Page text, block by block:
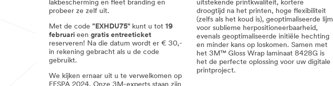
Wall
***
url**
Tools
voor
installatie
&
verwijdering
Finishes
***
Glasafwerkingen
/3M/nl_BE/company-
base-
bnl/all-
products/?
lakbescherming en fleet branding en
probeer ze zelf uit.
Met de code "EXHDU75" kunt u tot 19
februari een gratis entreeticket
reserveren! Na die datum wordt er € 30,-
in rekening gebracht als u de code
gebruikt.
We kijken ernaar uit u te verwelkomen op
uitstekende printkwaliteit, kortere
droogtijd na het printen, hoge flexibiliteit
(zelfs als het koud is), geoptimaliseerde lijm
voor sublieme herpositioneerbaarheid,
evenals geoptimaliseerde initiële hechting
en minder kans op loskomen. Samen met
het 3M™ Gloss Wrap laminaat 8428G is
het de perfecte oplossing voor uw digitale
printproject.